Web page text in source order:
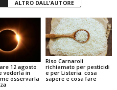
ALTRO DALL'AUTORE
12 agosto
vederla in
osservarla
Riso Carnaroli
richiamato per pesticidi
e per Listeria: cosa
sapere e cosa fare